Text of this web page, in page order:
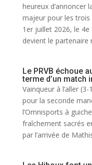
heureux d’annoncer
majeur pour les trois
1er juillet 2026, le 4e
devient le partenaire
Le PRVB échoue
terme d’un match
Vainqueur à l’aller
pour la seconde
l’Omnisports à
fraîchement sacrés
par l’arrivée de